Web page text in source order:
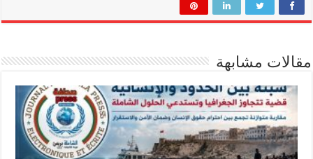
مقالات مشابهة